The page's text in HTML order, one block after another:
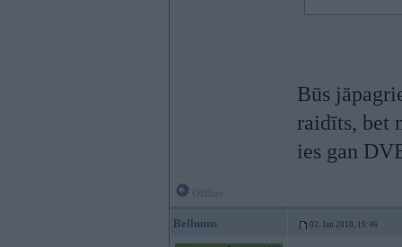
Būs
raidīts, bet
ies gan
Belluuns 02. Jan 2010, 19:46